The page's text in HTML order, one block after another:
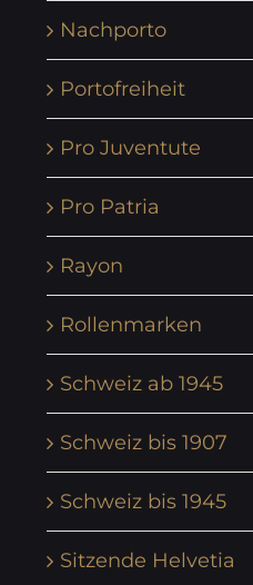
Nachporto
Portofreiheit
Pro Juventute
Pro Patria
Rayon
Rollenmarken
Schweiz ab 1945
Schweiz bis 1907
Schweiz bis 1945
Sitzende Helvetia